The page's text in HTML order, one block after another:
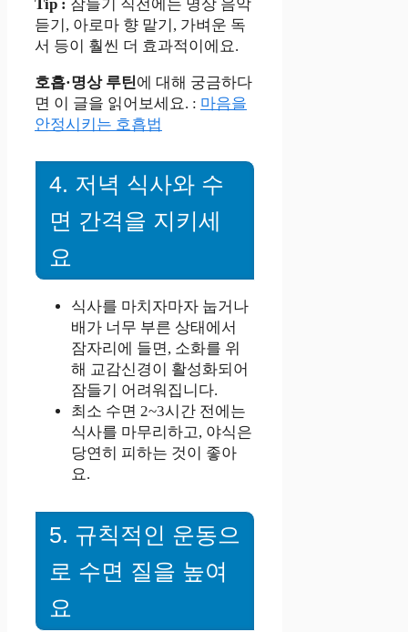
Tip : 잠들기 직전에는 명상 음악
듣기, 아로마 향 맡기, 가벼운 독
서 등이 훨씬 더 효과적이에요.
호흡·명상 루틴에 대해 궁금하다
면 이 글을 읽어보세요. : 마음을
안정시키는 호흡법
4. 저녁 식사와 수
면 간격을 지키세
요
식사를 마치자마자 눕거나
배가 너무 부른 상태에서
잠자리에 들면, 소화를 위
해 교감신경이 활성화되어
잠들기 어려워집니다.
최소 수면 2~3시간 전에는
식사를 마무리하고, 야식은
당연히 피하는 것이 좋아
요.
5. 규칙적인 운동으
로 수면 질을 높여
요